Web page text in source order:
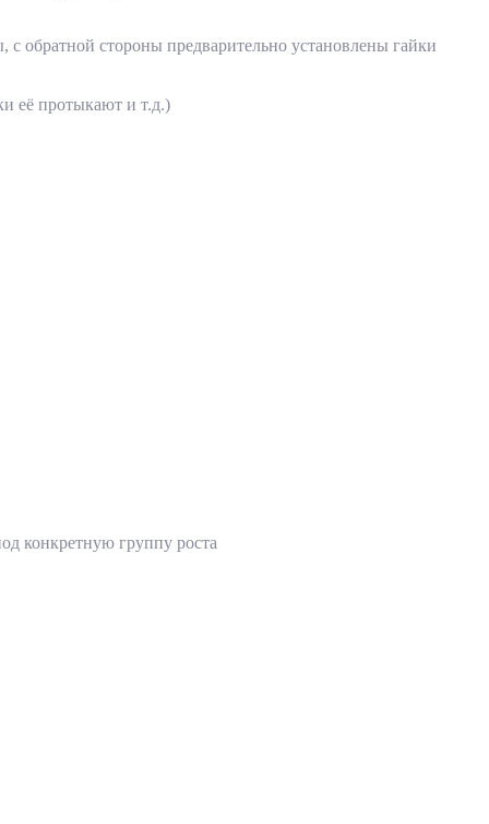
обратной стороны предварительно установлены гайки
её протыкают и т.д.)
конкретную группу роста